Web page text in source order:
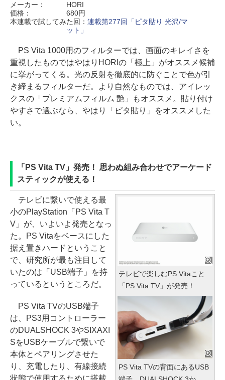
メーカー：
HORI
価格：
680円
本連載で試してみた回： 連載第277回「ピタ貼り 光沢/マ
ット」
PS Vita 1000用のフィルターでは、画面のキレイさを
重視したものではやはりHORIの「極上」がオススメ候補
に挙がってくる。光の反射を徹底的に防ぐことで色が引
き締まるフィルターだ。より自然なものでは、アイレッ
クスの「プレミアムフィルム 艶」もオススメ。貼り付け
やすさで選ぶなら、やはり「ピタ貼り」をオススメした
い。
「PS Vita TV」発売！ 思わぬ組み合わせでアーケード
スティックが使える！
テレビで楽しむPS Vitaこと
「PS Vita TV」が発売！
PS Vita TVの背面にあるUSB
テレビに繋いで使える最
小のPlayStation「PS Vita T
V」が、いよいよ発売となっ
た。PS Vitaをベースにした
据え置きハードということ
で、研究所が最も注目して
いたのは「USB端子」を持
っているというところだ。
PS Vita TVのUSB端子
は、PS3用コントローラー
のDUALSHOCK 3やSIXAXI
SをUSBケーブルで繋いで
本体とペアリングさせた
り、充電したり、有線接続
状態で使用するために搭載